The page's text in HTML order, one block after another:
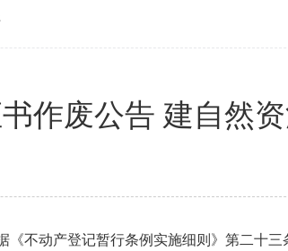
作废公告 建自然
不动产登记暂行条例实施细则》第二十三